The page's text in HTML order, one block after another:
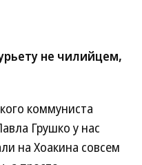
не чилийцем,
коммуниста
Грушко у нас
на Хоакина совсем